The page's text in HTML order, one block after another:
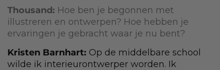
Thousand: Hoe ben je begonnen met
illustreren en ontwerpen? Hoe hebben je
ervaringen je gebracht waar je nu bent?
Kristen Barnhart: Op de middelbare school
wilde ik interieurontwerper worden. Ik